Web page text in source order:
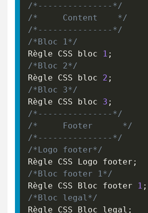
/*---------------*/
/*     Content    */
/*---------------*/
/*Bloc 1*/
Règle CSS bloc
1 ;
/*Bloc 2*/
Règle CSS bloc 2 ;
/*Bloc 3*/
Règle CSS bloc 3 ;
/*---------------*/
/*     Footer      */
/*---------------*/
/*Logo footer*/
Règle CSS Logo footer ;
/*Bloc footer 1*/
Règle CSS Bloc footer
1 ;
/*Bloc legal*/
Règle CSS Bloc legal ;